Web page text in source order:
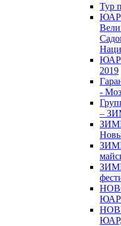
Тур
ЮАР
ЮАР:
2019
-
–
ЮАР
ЮАР,